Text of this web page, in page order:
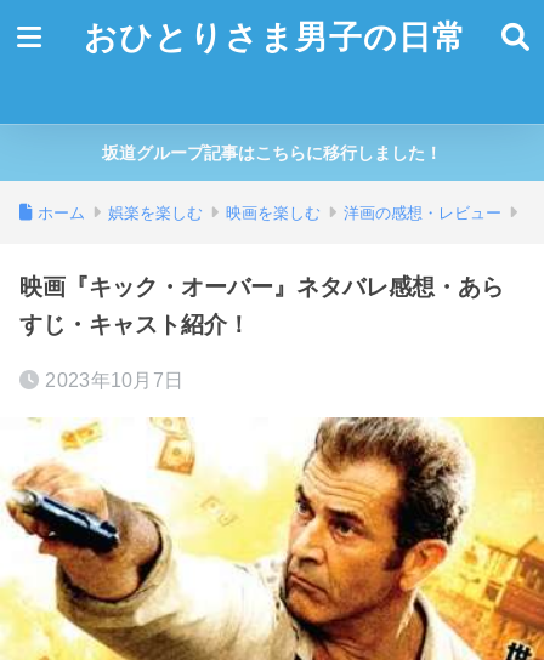
おひとりさま男子の日常
坂道グループ記事はこちらに移行しました！
ホーム 娯楽を楽しむ 映画を楽しむ 洋画の感想・レビュー
映画『キック・オーバー』ネタバレ感想・あら
すじ・キャスト紹介！
2023年10月7日